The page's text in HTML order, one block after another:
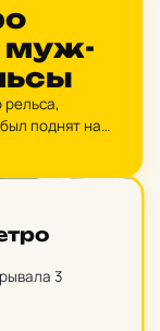
муж­
рельса,
поднят на
и медикам.
3